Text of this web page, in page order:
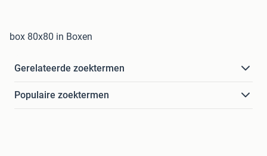
box 80x80 in Boxen
Gerelateerde zoektermen
Populaire zoektermen